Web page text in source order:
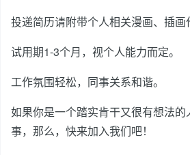
投递简历请附带个人相关漫画、插画
试用期1-3个月，视个人能力而定。
工作氛围轻松，同事关系和谐。
如果你是一个踏实肯干又很有想法
事，那么，快来加入我们吧！